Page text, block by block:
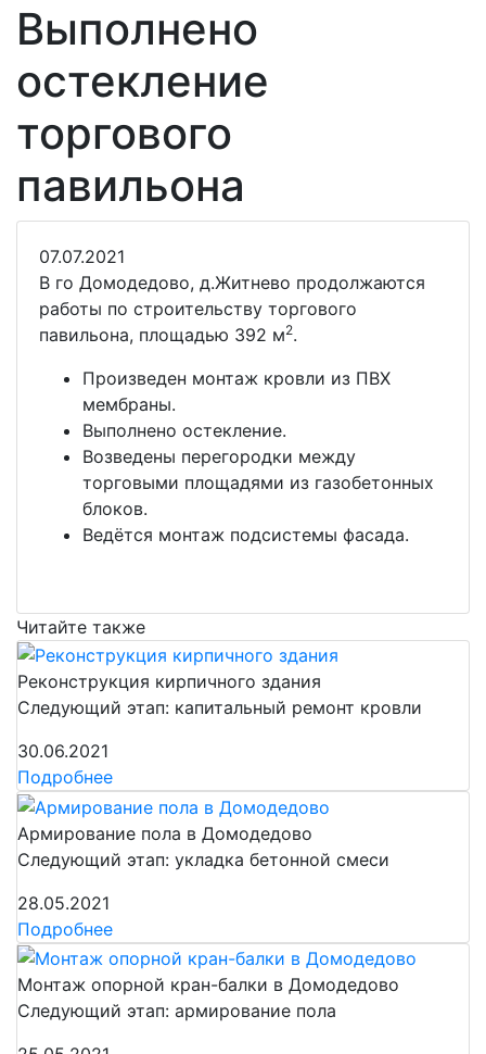
Выполнено
остекление
торгового
павильона
07.07.2021
В го Домодедово, д.Житнево продолжаются
работы по строительству торгового
павильона, площадью 392 м2.
Произведен монтаж кровли из ПВХ
мембраны.
Выполнено остекление.
Возведены перегородки между
торговыми площадями из газобетонных
блоков.
Ведётся монтаж подсистемы фасада.
Читайте также
Реконструкция кирпичного здания
Следующий этап: капитальный ремонт кровли
30.06.2021
Подробнее
Армирование пола в Домодедово
Следующий этап: укладка бетонной смеси
28.05.2021
Подробнее
Монтаж опорной кран-балки в Домодедово
Следующий этап: армирование пола